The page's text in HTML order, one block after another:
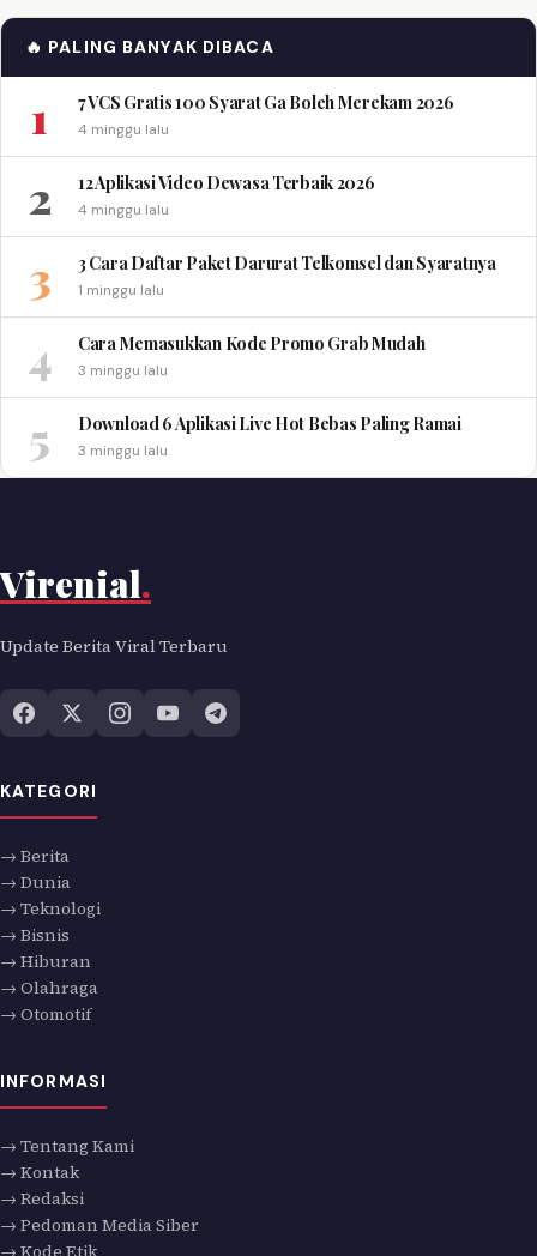
🔥 PALING BANYAK DIBACA
1 7 VCS Gratis 100 Syarat Ga Boleh Merekam 2026
4 minggu lalu
2 12 Aplikasi Video Dewasa Terbaik 2026
4 minggu lalu
3 3 Cara Daftar Paket Darurat Telkomsel dan Syaratnya
1 minggu lalu
4 Cara Memasukkan Kode Promo Grab Mudah
3 minggu lalu
5 Download 6 Aplikasi Live Hot Bebas Paling Ramai
3 minggu lalu
Virenial.
Update Berita Viral Terbaru
KATEGORI
→ Berita
→ Dunia
→ Teknologi
→ Bisnis
→ Hiburan
→ Olahraga
→ Otomotif
INFORMASI
→ Tentang Kami
→ Kontak
→ Redaksi
→ Pedoman Media Siber
→ Kode Etik